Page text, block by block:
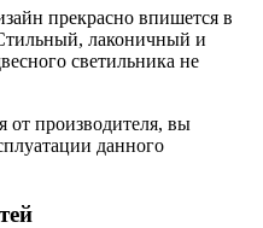
прекрасно впишется в
лаконичный и
светильника не
от производителя, вы
данного